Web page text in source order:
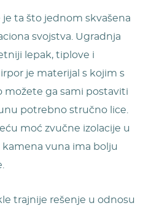
ta što jednom skvašena
svojstva. Ugradnja
lepak, tiplove i
je materijal s kojim s
možete ga sami postaviti
potrebno stručno lice.
moć zvučne izolacije u
vuna ima bolju
trajnije rešenje u odnosu